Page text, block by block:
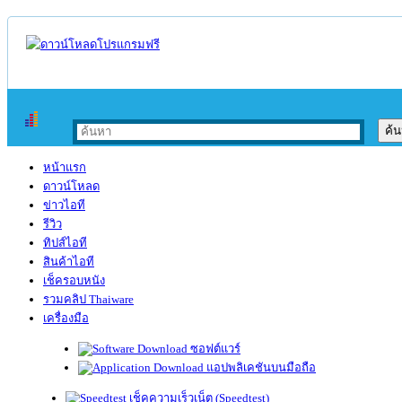
หน้าแรก
ดาวน์โหลด
ข่าวไอที
รีวิว
ทิปส์ไอที
สินค้าไอที
เช็ครอบหนัง
รวมคลิป Thaiware
เครื่องมือ
ซอฟต์แวร์
แอปพลิเคชันบนมือถือ
เช็คความเร็วเน็ต (Speedtest)